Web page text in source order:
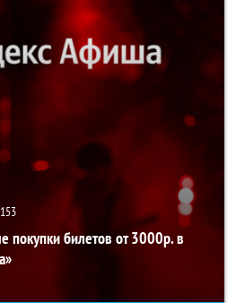
153
покупки билетов от 3000р. в